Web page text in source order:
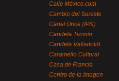
Calle México.com
Cambio del Sureste
Canal Once (IPN)
Candela Tizimín
Candela Valladolid
Caramello Cultural
Casa de Francia
Centro de la Imagen